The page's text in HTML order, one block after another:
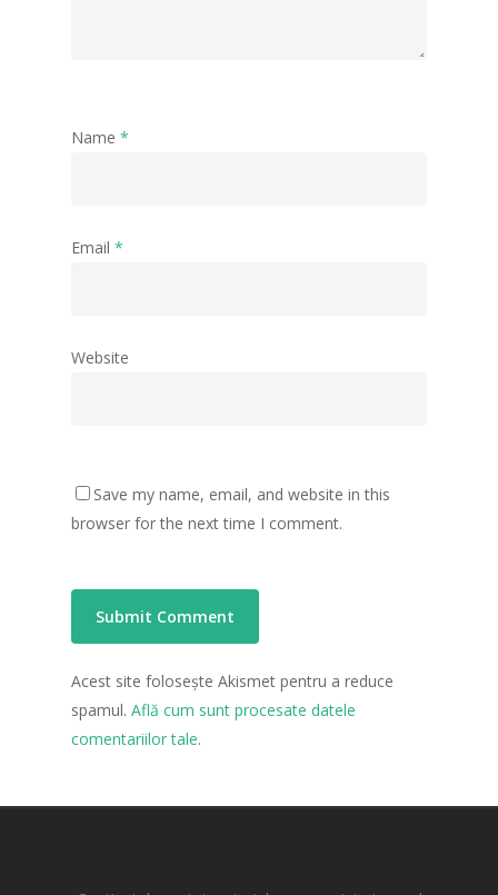
Name *
Email *
Website
Save my name, email, and website in this
browser for the next time I comment.
Acest site folosește Akismet pentru a reduce
spamul. Află cum sunt procesate datele
comentariilor tale.